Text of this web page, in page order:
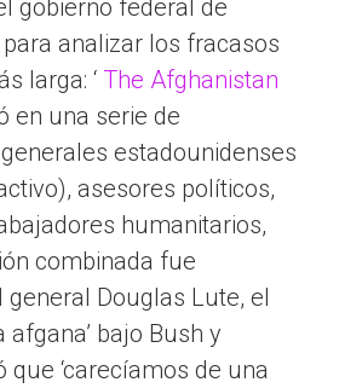
gobierno federal de
analizar los fracasos
larga: ‘ The Afghanistan
en una serie de
estadounidenses
asesores políticos,
humanitarios,
combinada fue
general Douglas Lute, el
afgana’ bajo Bush y
que ‘carecíamos de una